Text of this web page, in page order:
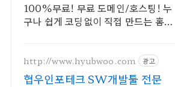
100%무료! 무료 도메인/호스팅! 누
구나 쉽게 코딩없이 직접 만드는 홈페
http://www.hyubwoo.com 광고
협우인포테크 SW개발툴 전문